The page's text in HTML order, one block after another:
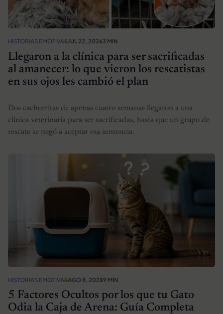
HISTORIAS EMOTIVASJUL 22, 20263 MIN
Llegaron a la clínica para ser sacrificadas
al amanecer: lo que vieron los rescatistas
en sus ojos les cambió el plan
Dos cachorritas de apenas cuatro semanas llegaron a una
clínica veterinaria para ser sacrificadas, hasta que un grupo de
rescate se negó a aceptar esa sentencia.
HISTORIAS EMOTIVASAGO 8, 20259 MIN
5 Factores Ocultos por los que tu Gato
Odia la Caja de Arena: Guía Completa